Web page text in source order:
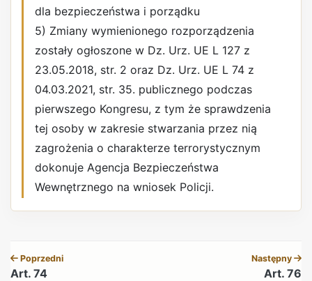
dla bezpieczeństwa i porządku
5) Zmiany wymienionego rozporządzenia
zostały ogłoszone w Dz. Urz. UE L 127 z
23.05.2018, str. 2 oraz Dz. Urz. UE L 74 z
04.03.2021, str. 35. publicznego podczas
pierwszego Kongresu, z tym że sprawdzenia
tej osoby w zakresie stwarzania przez nią
zagrożenia o charakterze terrorystycznym
dokonuje Agencja Bezpieczeństwa
Wewnętrznego na wniosek Policji.
Poprzedni
Art. 74
Następny
Art. 76